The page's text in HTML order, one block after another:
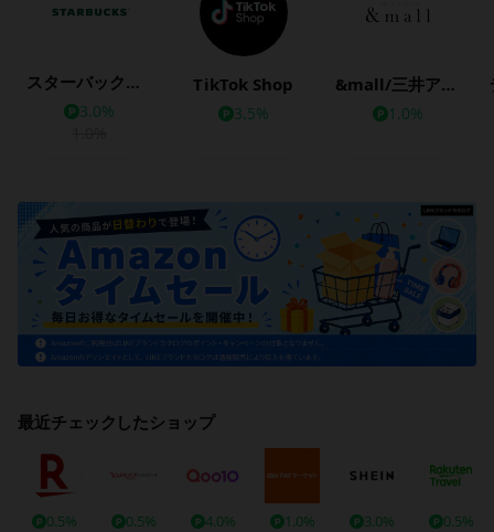
スターバックス公式オンラインストア
3.0%
TikTok Shop
3.5%
&mall/三井アウトレットパークオンライン
1.0%
最近チェックしたショップ
0.5% 0.5%
4.0%
1.0% 3.0% 0.5%